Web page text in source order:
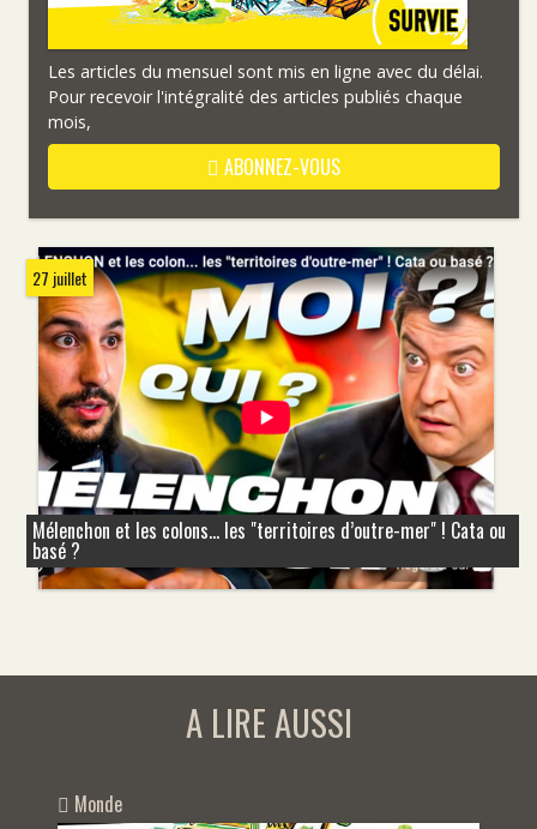
Les articles du mensuel sont mis en ligne avec du délai.
Pour recevoir l'intégralité des articles publiés chaque
mois,
ABONNEZ-VOUS
27 juillet
Mélenchon et les colons... les "territoires d’outre-mer" ! Cata ou
basé ?
A LIRE AUSSI
Monde